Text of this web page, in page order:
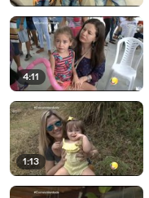
4:11
1:13